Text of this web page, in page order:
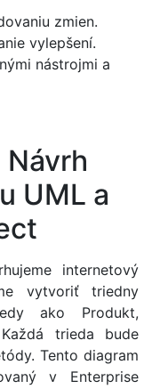
zmien.
vylepšení.
nástrojmi a
UML a
internetový
vytvoriť triedny
ako Produkt,
trieda bude
Tento diagram
v Enterprise